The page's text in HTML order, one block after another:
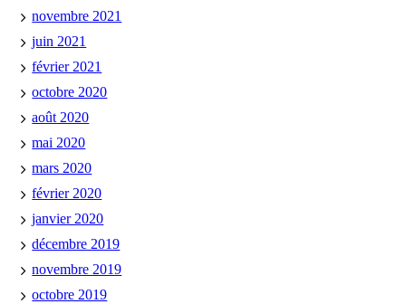
novembre 2021
juin 2021
février 2021
octobre 2020
août 2020
mai 2020
mars 2020
février 2020
janvier 2020
décembre 2019
novembre 2019
octobre 2019